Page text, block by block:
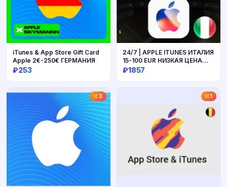
Купить
iTunes & App Store Gift Card
Apple 2€-250€ ГЕРМАНИЯ
₽253
24/7 | APPLE ITUNES ИТАЛИЯ
15-100 EUR НИЗКАЯ ЦЕНА
КАРТА
₽1857
3 1